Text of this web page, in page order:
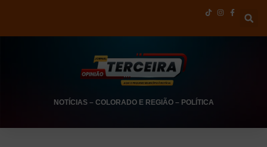
NOTÍCIAS– COLORADO E REGIÃO– POLÍTICA